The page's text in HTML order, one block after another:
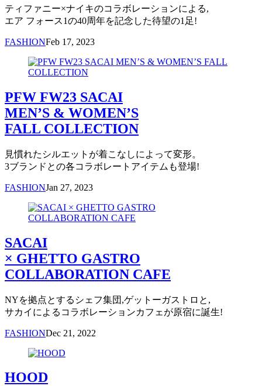
ティファニー×ナイキのコラボレーションによる,
エア フォース1の40周年を記念した待望の1足!
FASHIONFeb 17, 2023
PFW FW23 SACAI
MEN’S & WOMEN’S
FALL COLLECTION
見慣れたシルエットが着こなしによって変形。
3ブランドとの各コラボレートアイテムも登場!
FASHIONJan 27, 2023
SACAI
× GHETTO GASTRO
COLLABORATION CAFE
NYを拠点とするシェフ集団,ゲットーガストロと,
サカイによるコラボレーションカフェが原宿に誕生!
FASHIONDec 21, 2022
HOOD